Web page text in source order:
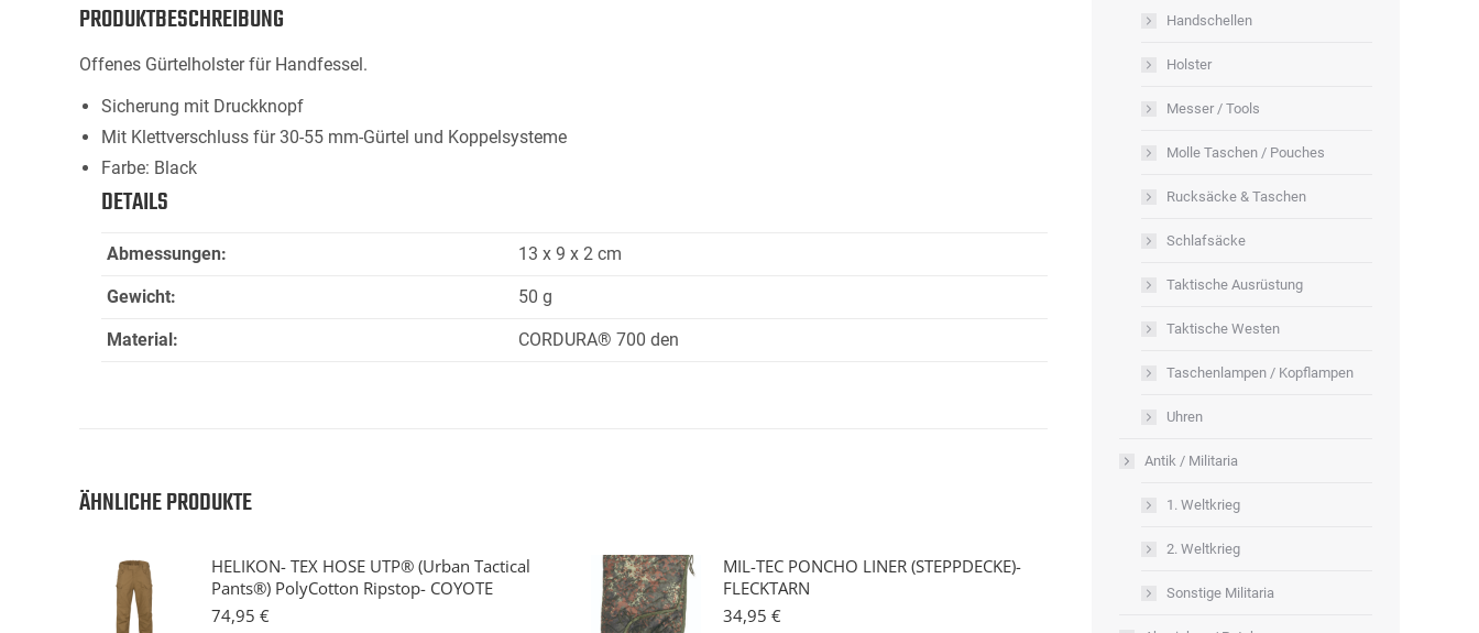
PRODUKTBESCHREIBUNG
Offenes Gürtelholster für Handfessel.
Sicherung mit Druckknopf
Mit Klettverschluss für 30-55 mm-Gürtel und Koppelsysteme
Farbe: Black
DETAILS
Abmessungen: 13 x 9 x 2 cm
Gewicht: 50 g
Material: CORDURA® 700 den
ÄHNLICHE PRODUKTE
HELIKON- TEX HOSE UTP® (Urban Tactical
Pants®) PolyCotton Ripstop- COYOTE
74,95 €
MIL-TEC PONCHO LINER (STEPPDECKE)-
FLECKTARN
34,95 €
Handschellen
Holster
Messer / Tools
Molle Taschen / Pouches
Rucksäcke & Taschen
Schlafsäcke
Taktische Ausrüstung
Taktische Westen
Taschenlampen / Kopflampen
Uhren
Antik / Militaria
1. Weltkrieg
2. Weltkrieg
Sonstige Militaria